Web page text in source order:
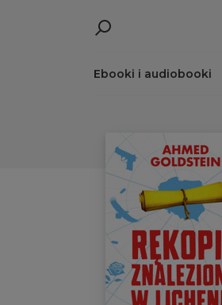
Ebooki i audiobooki